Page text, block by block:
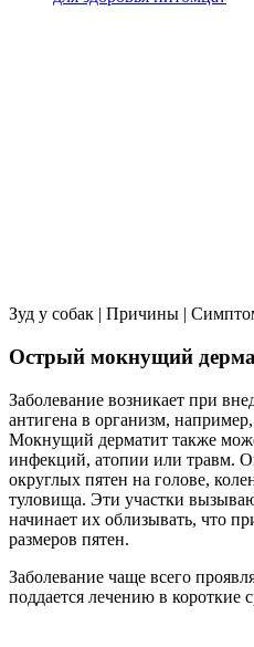
Зуд у собак | Причины |
Острый мокнущий
Заболевание возникает при
антигена в организм,
Мокнущий дерматит также
инфекций, атопии или травм.
округлых пятен на голове,
туловища. Эти участки
начинает их облизывать, что
размеров пятен.
Заболевание чаще всего
поддается лечению в короткие